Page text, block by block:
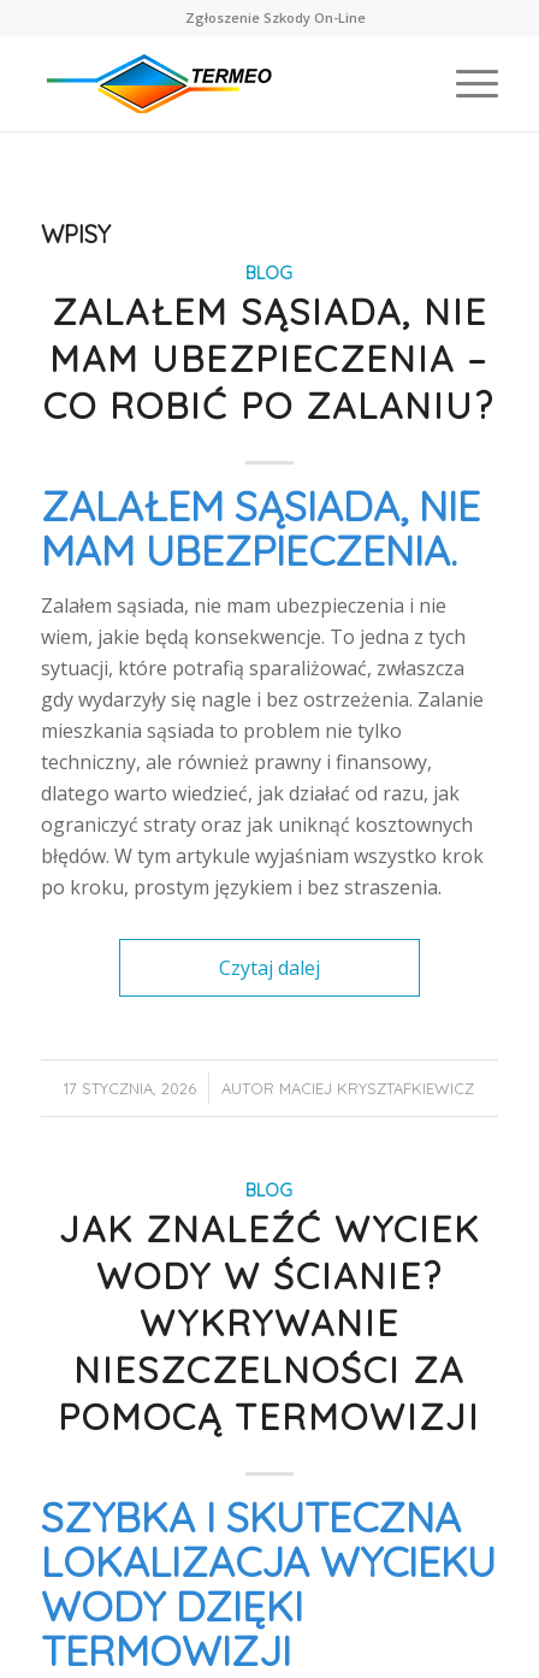
Zgłoszenie Szkody On-Line
WPISY
BLOG
ZALAŁEM SĄSIADA, NIE
MAM UBEZPIECZENIA –
CO ROBIĆ PO ZALANIU?
ZALAŁEM SĄSIADA, NIE
MAM UBEZPIECZENIA.
Zalałem sąsiada, nie mam ubezpieczenia i nie
wiem, jakie będą konsekwencje. To jedna z tych
sytuacji, które potrafią sparaliżować, zwłaszcza
gdy wydarzyły się nagle i bez ostrzeżenia. Zalanie
mieszkania sąsiada to problem nie tylko
techniczny, ale również prawny i finansowy,
dlatego warto wiedzieć, jak działać od razu, jak
ograniczyć straty oraz jak uniknąć kosztownych
błędów. W tym artykule wyjaśniam wszystko krok
po kroku, prostym językiem i bez straszenia.
Czytaj dalej
17 STYCZNIA, 2026
/ AUTOR MACIEJ KRYSZTAFKIEWICZ
BLOG
JAK ZNALEŹĆ WYCIEK
WODY W ŚCIANIE?
WYKRYWANIE
NIESZCZELNOŚCI ZA
POMOCĄ TERMOWIZJI
SZYBKA I SKUTECZNA
LOKALIZACJA WYCIEKU
WODY DZIĘKI
TERMOWIZJI